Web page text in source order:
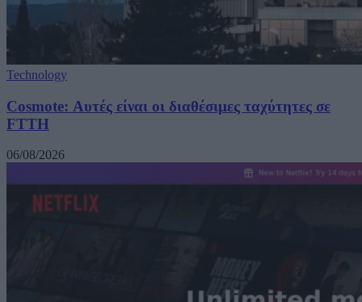
Technology
Cosmote: Αυτές είναι οι διαθέσιμες ταχύτητες σε
FTTH
06/08/2026